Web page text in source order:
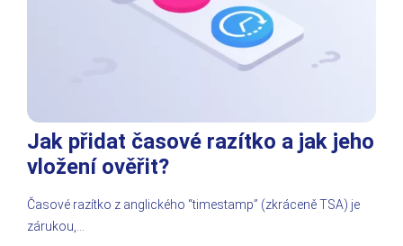
Jak přidat časové razítko a jak jeho
vložení ověřit?
Časové razítko z anglického “timestamp” (zkráceně TSA) je
zárukou,…